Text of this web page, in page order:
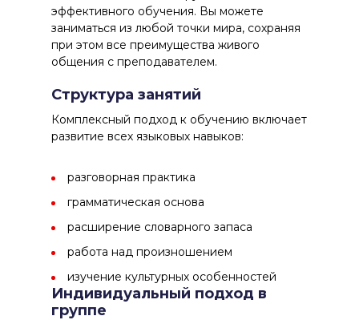
эффективного обучения. Вы можете
заниматься из любой точки мира, сохраняя
при этом все преимущества живого
общения с преподавателем.
Структура занятий
Комплексный подход к обучению включает
развитие всех языковых навыков:
разговорная практика
грамматическая основа
расширение словарного запаса
работа над произношением
изучение культурных особенностей
Индивидуальный подход в
группе